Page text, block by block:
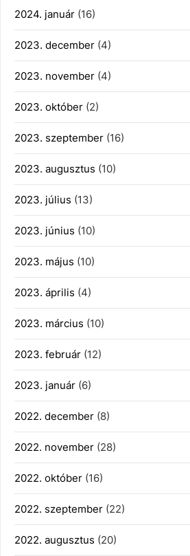
2024. január (16)
2023. december (4)
2023. november (4)
2023. október (2)
2023. szeptember (16)
2023. augusztus (10)
2023. július (13)
2023. június (10)
2023. május (10)
2023. április (4)
2023. március (10)
2023. február (12)
2023. január (6)
2022. december (8)
2022. november (28)
2022. október (16)
2022. szeptember (22)
2022. augusztus (20)